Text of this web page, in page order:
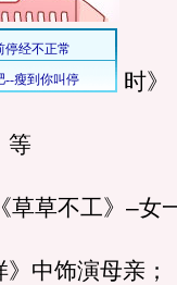
时》
草不工》–女
中饰演母亲；